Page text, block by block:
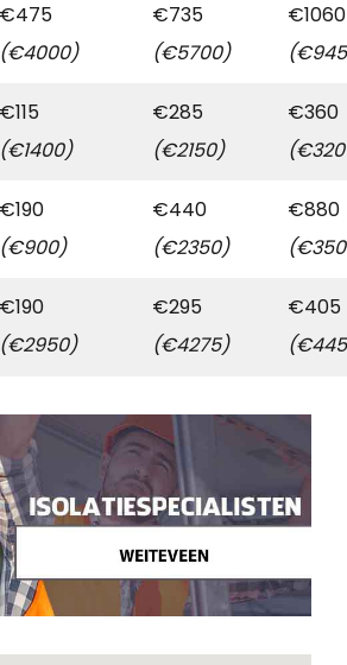
€475
(€4000)
€735
(€5700)
€1060
€115
(€1400)
€285
(€2150)
€360
€190
(€900)
€440
(€2350)
€880
€190
(€2950)
€295
(€4275)
€405